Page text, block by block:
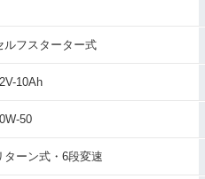
ルフスターター式
10Ah
50
ターン式・6段変速